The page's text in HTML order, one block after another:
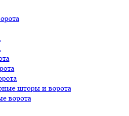
шторы и ворота
ворота